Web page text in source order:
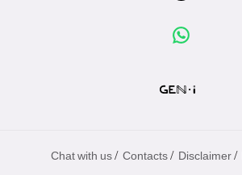
Chat with us / Contacts / Disclaimer /